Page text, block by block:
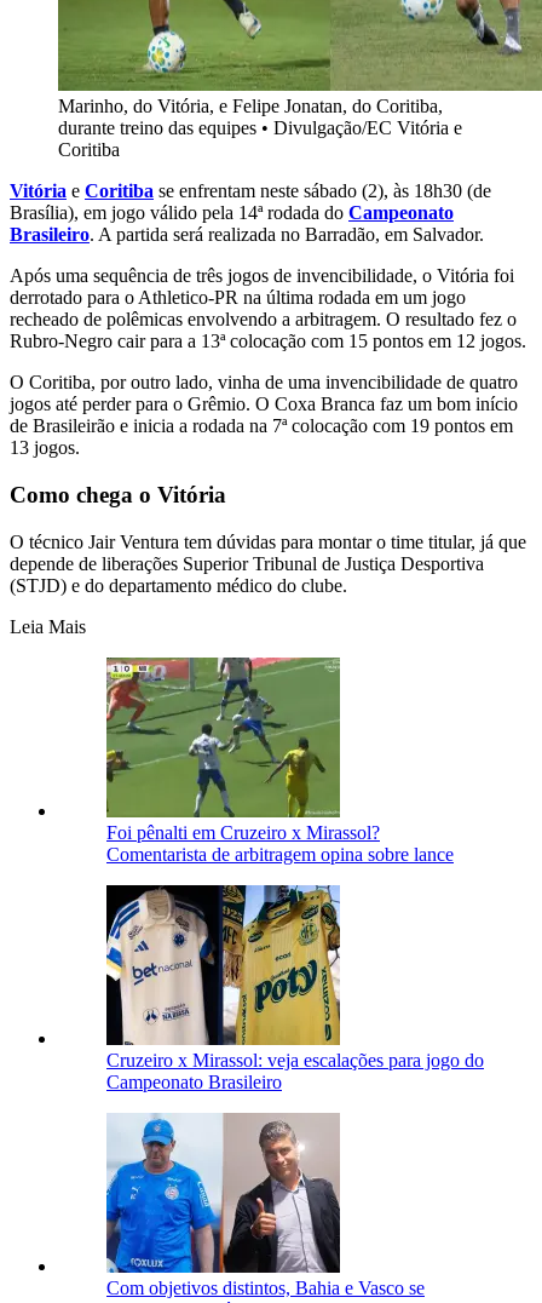
Marinho, do Vitória, e Felipe Jonatan, do Coritiba,
durante treino das equipes • Divulgação/EC Vitória e
Coritiba
Vitória e Coritiba se enfrentam neste sábado (2), às 18h30 (de
Brasília), em jogo válido pela 14ª rodada do Campeonato
Brasileiro. A partida será realizada no Barradão, em Salvador.
Após uma sequência de três jogos de invencibilidade, o Vitória foi
derrotado para o Athletico-PR na última rodada em um jogo
recheado de polêmicas envolvendo a arbitragem. O resultado fez o
Rubro-Negro cair para a 13ª colocação com 15 pontos em 12 jogos.
O Coritiba, por outro lado, vinha de uma invencibilidade de quatro
jogos até perder para o Grêmio. O Coxa Branca faz um bom início
de Brasileirão e inicia a rodada na 7ª colocação com 19 pontos em
13 jogos.
Como chega o Vitória
O técnico Jair Ventura tem dúvidas para montar o time titular, já que
depende de liberações Superior Tribunal de Justiça Desportiva
(STJD) e do departamento médico do clube.
Leia Mais
Foi pênalti em Cruzeiro x Mirassol?
Comentarista de arbitragem opina sobre lance
Cruzeiro x Mirassol: veja escalações para jogo do
Campeonato Brasileiro
Com objetivos distintos, Bahia e Vasco se